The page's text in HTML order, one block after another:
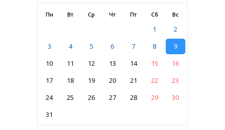
Пн Вт Ср Чт Пт Сб Вс
1
2
3
4 5 6 7 8
9
10
11 12 13 14 15
16
17
18 19 20 21 22
23
24
25 26 27 28 29
30
31